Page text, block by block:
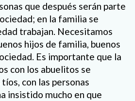
que después serán parte
en la familia se
trabajan. Necesitamos
hijos de familia, buenos
Es importante que la
con los abuelitos se
con las personas
insistido mucho en que